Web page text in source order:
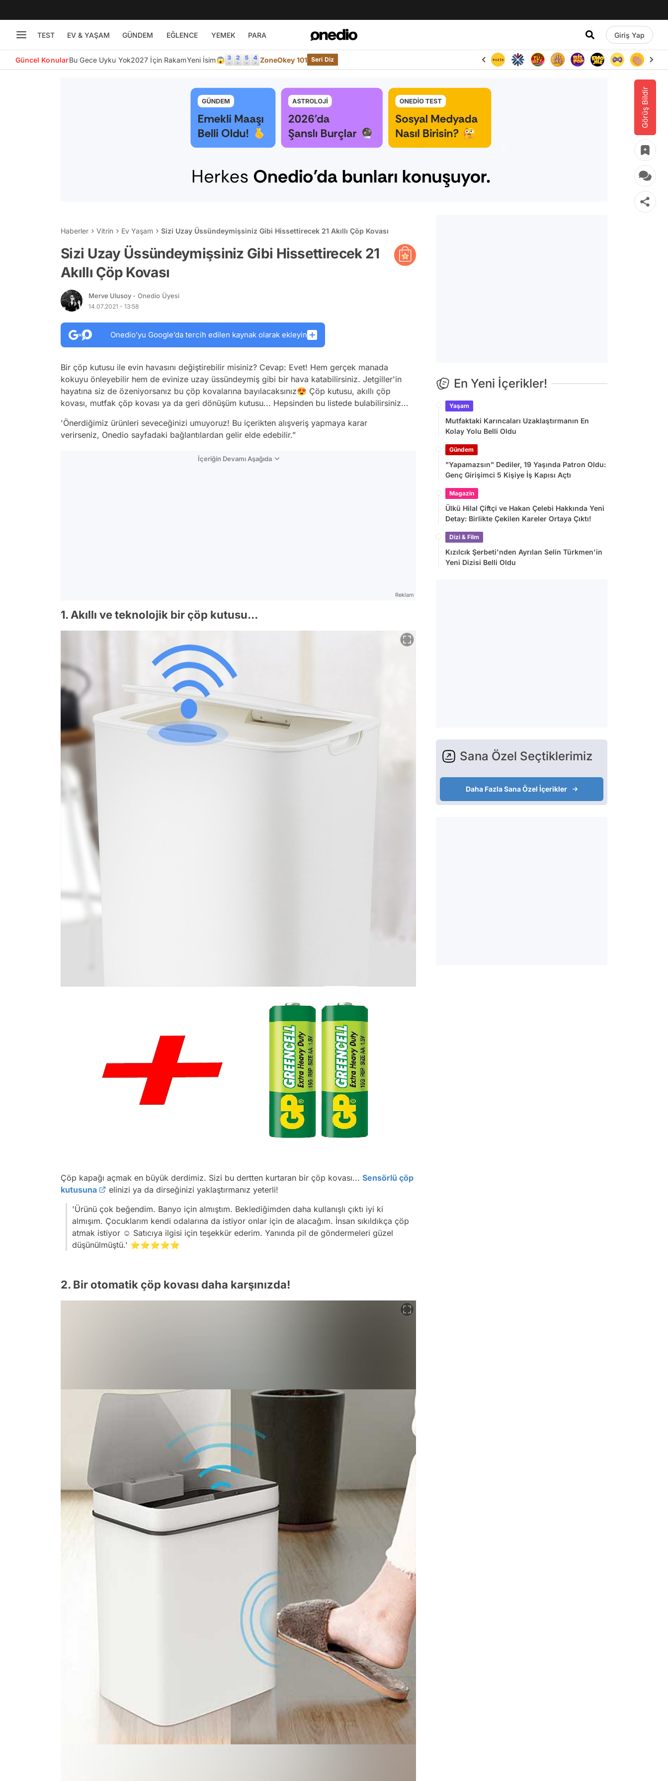
TEST EV & YAŞAM GÜNDEM EĞLENCE YEMEK PARA Giriş Yap
Güncel KonularBu Gece Uyku Yok2027 İçin RakamYeni İsim😱 ZoneOkey 101 Seri Diz
Görüş Bildir
Haberler Vitrin Ev Yaşam Sizi Uzay Üssündeymişsiniz Gibi Hissettirecek 21 Akıllı Çöp Kovası
Sizi Uzay Üssündeymişsiniz Gibi Hissettirecek 21
Akıllı Çöp Kovası
Merve Ulusoy - Onedio Üyesi
14.07.2021 - 13:58
Onedio’yu Google’da tercih edilen kaynak olarak ekleyin
Bir çöp kutusu ile evin havasını değiştirebilir misiniz? Cevap: Evet! Hem gerçek manada
kokuyu önleyebilir hem de evinize uzay üssündeymiş gibi bir hava katabilirsiniz. Jetgiller'in
hayatına siz de özeniyorsanız bu çöp kovalarına bayılacaksınız😍 Çöp kutusu, akıllı çöp
kovası, mutfak çöp kovası ya da geri dönüşüm kutusu... Hepsinden bu listede bulabilirsiniz...
'Önerdiğimiz ürünleri seveceğinizi umuyoruz! Bu içerikten alışveriş yapmaya karar
verirseniz, Onedio sayfadaki bağlantılardan gelir elde edebilir.”
İçeriğin Devamı Aşağıda
Reklam
1. Akıllı ve teknolojik bir çöp kutusu...
Çöp kapağı açmak en büyük derdimiz. Sizi bu dertten kurtaran bir çöp kovası... Sensörlü çöp
kutusuna
elinizi ya da dirseğinizi yaklaştırmanız yeterli!
'Ürünü çok beğendim. Banyo için almıştım. Beklediğimden daha kullanışlı çıktı iyi ki
almışım. Çocuklarım kendi odalarına da istiyor onlar için de alacağım. İnsan sıkıldıkça çöp
atmak istiyor ☺️ Satıcıya ilgisi için teşekkür ederim. Yanında pil de göndermeleri güzel
düşünülmüştü.' ⭐⭐⭐⭐⭐
2. Bir otomatik çöp kovası daha karşınızda!
En Yeni İçerikler!
Yaşam
Mutfaktaki Karıncaları Uzaklaştırmanın En
Kolay Yolu Belli Oldu
Gündem
"Yapamazsın" Dediler, 19 Yaşında Patron Oldu:
Genç Girişimci 5 Kişiye İş Kapısı Açtı
Magazin
Ülkü Hilal Çiftçi ve Hakan Çelebi Hakkında Yeni
Detay: Birlikte Çekilen Kareler Ortaya Çıktı!
Dizi & Film
Kızılcık Şerbeti'nden Ayrılan Selin Türkmen'in
Yeni Dizisi Belli Oldu
Sana Özel Seçtiklerimiz
Daha Fazla Sana Özel İçerikler